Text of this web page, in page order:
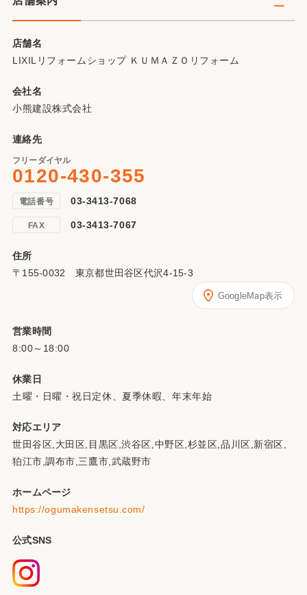
店舗名
LIXILリフォームショップ ＫＵＭＡＺＯリフォーム
会社名
小熊建設株式会社
連絡先
フリーダイヤル
0120-430-355
電話番号 03-3413-7068
FAX 03-3413-7067
住所
〒155-0032 東京都世田谷区代沢4-15-3
GoogleMap表示
営業時間
8:00～18:00
休業日
土曜・日曜・祝日定休、夏季休暇、年末年始
対応エリア
世田谷区,大田区,目黒区,渋谷区,中野区,杉並区,品川区,新宿区,
狛江市,調布市,三鷹市,武蔵野市
ホームページ
https://ogumakensetsu.com/
公式SNS